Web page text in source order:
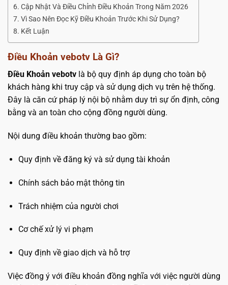
Cập Nhật Và Điều Chỉnh Điều Khoản Trong Năm 2026
Vì Sao Nên Đọc Kỹ Điều Khoản Trước Khi Sử Dụng?
Kết Luận
Điều Khoản vebotv Là Gì?
Điều Khoản vebotv là bộ quy định áp dụng cho toàn bộ
khách hàng khi truy cập và sử dụng dịch vụ trên hệ thống.
Đây là căn cứ pháp lý nội bộ nhằm duy trì sự ổn định, công
bằng và an toàn cho cộng đồng người dùng.
Nội dung điều khoản thường bao gồm:
Quy định về đăng ký và sử dụng tài khoản
Chính sách bảo mật thông tin
Trách nhiệm của người chơi
Cơ chế xử lý vi phạm
Quy định về giao dịch và hỗ trợ
Việc đồng ý với điều khoản đồng nghĩa với việc người dùng